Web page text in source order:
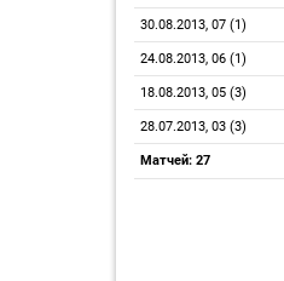
30.08.2013, 07 (1)
24.08.2013, 06 (1)
18.08.2013, 05 (3)
28.07.2013, 03 (3)
Матчей: 27